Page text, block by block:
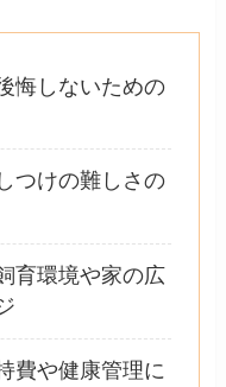
悔しないための
つけの難しさの
育環境や家の広
費や健康管理に